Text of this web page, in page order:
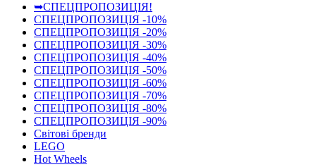
➥СПЕЦПРОПОЗИЦІЯ!
СПЕЦПРОПОЗИЦІЯ -10%
СПЕЦПРОПОЗИЦІЯ -20%
СПЕЦПРОПОЗИЦІЯ -30%
СПЕЦПРОПОЗИЦІЯ -40%
СПЕЦПРОПОЗИЦІЯ -50%
СПЕЦПРОПОЗИЦІЯ -60%
СПЕЦПРОПОЗИЦІЯ -70%
СПЕЦПРОПОЗИЦІЯ -80%
СПЕЦПРОПОЗИЦІЯ -90%
Світові бренди
LEGO
Hot Wheels